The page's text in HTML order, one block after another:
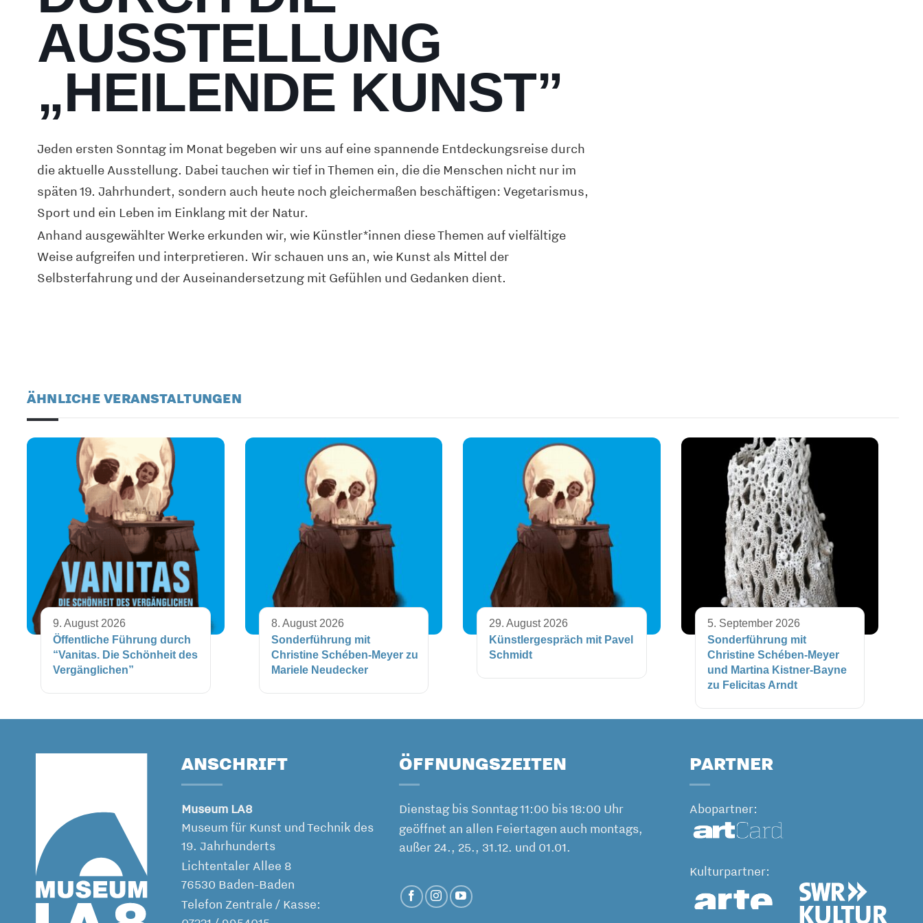
AUSSTELLUNG
„HEILENDE KUNST”
Jeden ersten Sonntag im Monat begeben wir uns auf eine spannende Entdeckungsreise durch
die aktuelle Ausstellung. Dabei tauchen wir tief in Themen ein, die die Menschen nicht nur im
späten 19. Jahrhundert, sondern auch heute noch gleichermaßen beschäftigen: Vegetarismus,
Sport und ein Leben im Einklang mit der Natur.
Anhand ausgewählter Werke erkunden wir, wie Künstler*innen diese Themen auf vielfältige
Weise aufgreifen und interpretieren. Wir schauen uns an, wie Kunst als Mittel der
Selbsterfahrung und der Auseinandersetzung mit Gefühlen und Gedanken dient.
ÄHNLICHE VERANSTALTUNGEN
9. August 2026
Öffentliche Führung durch
“Vanitas. Die Schönheit des
Vergänglichen”
8. August 2026
Sonderführung mit
Christine Schében-Meyer zu
Mariele Neudecker
29. August 2026
Künstlergespräch mit Pavel
Schmidt
5. September 2026
Sonderführung mit
Christine Schében-Meyer
und Martina Kistner-Bayne
zu Felicitas Arndt
ANSCHRIFT
Museum LA8
Museum für Kunst und Technik des
19. Jahrhunderts
Lichtentaler Allee 8
76530 Baden-Baden
Telefon Zentrale / Kasse:
ÖFFNUNGSZEITEN
Dienstag bis Sonntag 11:00 bis 18:00 Uhr
geöffnet an allen Feiertagen auch montags,
außer 24., 25., 31.12. und 01.01.
PARTNER
Abopartner:
Kulturpartner: